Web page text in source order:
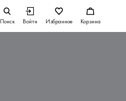
Поиск Войти Избранное Корзина